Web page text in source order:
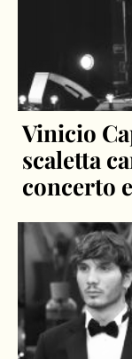
Vinicio
scaletta
concerto